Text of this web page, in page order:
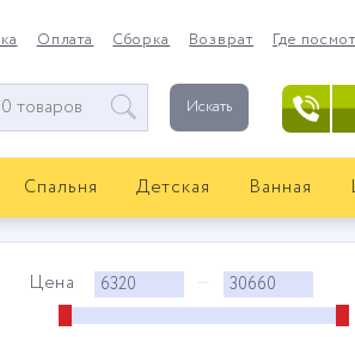
Оплата Сборка Возврат Где
Искать
Спальня Детская Ванная
Цена —